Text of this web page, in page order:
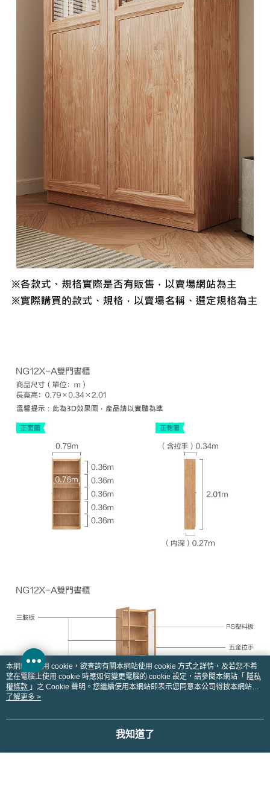
本網站中使用 cookie，欲查詢有關本網站使用 cookie 方式之詳情，及若您不希
望在電腦上使用 cookie 時應如何變更電腦的 cookie 設定，請參閱本網站「 隱私
權條款 」之 Cookie 聲明。您繼續使用本網站即表示您同意本公司得按本網站使
用條款之 Cookie 聲明使用 cookie。
了解更多 >
我知道了